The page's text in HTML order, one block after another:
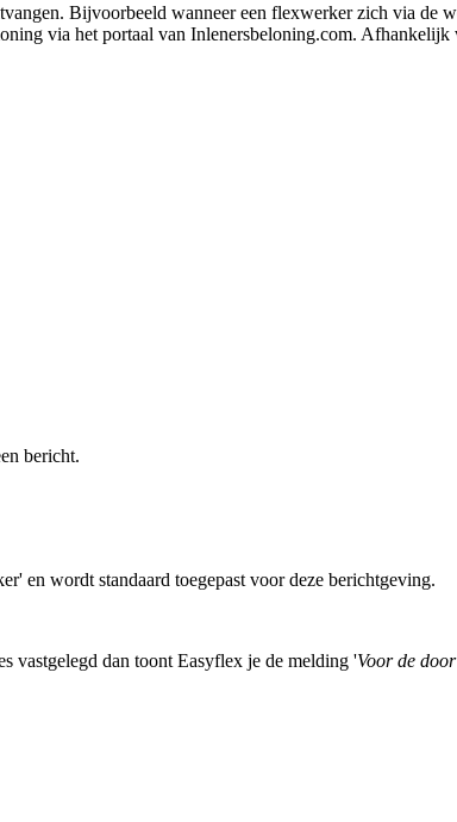
Bijvoorbeeld wanneer een flexwerker zich via de
via het portaal van Inlenersbeloning.com.
bericht.
en wordt standaard toegepast voor deze berichtgeving.
vastgelegd dan toont Easyflex je de melding 'Voor de